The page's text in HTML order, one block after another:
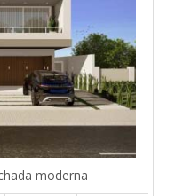
moderna